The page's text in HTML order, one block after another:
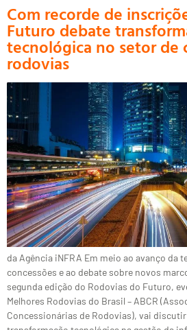
Com recorde de
Futuro debate
tecnológica no setor de
rodovias
da Agência iNFRA Em meio ao avanço da
concessões e ao debate sobre novos
segunda edição do Rodovias do Futuro,
Melhores Rodovias do Brasil – ABCR
Concessionárias de Rodovias), vai